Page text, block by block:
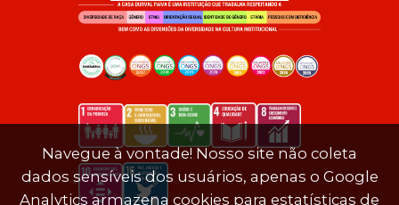
Navegue à vontade! Nosso site não coleta
dados sensíveis dos usuários, apenas o Google
Analytics armazena cookies para estatísticas de